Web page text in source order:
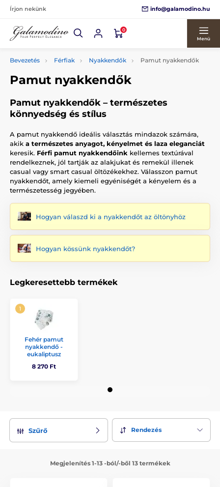
Írjon nekünk info@galamodino.hu
0
Menü
Bevezetés Férfiak Nyakkendők Pamut nyakkendők
Pamut nyakkendők
Pamut nyakkendők – természetes
könnyedség és stílus
A pamut nyakkendő ideális választás mindazok számára,
akik a természetes anyagot, kényelmet és laza eleganciát
keresik. Férfi pamut nyakkendőink kellemes textúrával
rendelkeznek, jól tartják az alakjukat és remekül illenek
casual vagy smart casual öltözékekhez. Válasszon pamut
nyakkendőt, amely kiemeli egyéniségét a kényelem és a
természetesség jegyében.
Hogyan válaszd ki a nyakkendőt az öltönyhöz
Hogyan kössünk nyakkendőt?
Legkeresettebb termékek
Fehér pamut
nyakkendő -
eukaliptusz
8 270 Ft
Szűrő Rendezés
Megjelenítés 1-13 -ból/-ből 13 termékek